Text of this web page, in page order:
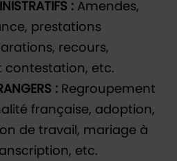
: Amendes,
prestations
recours,
contestation, etc.
: Regroupement
française, adoption,
de travail, mariage à
etc.